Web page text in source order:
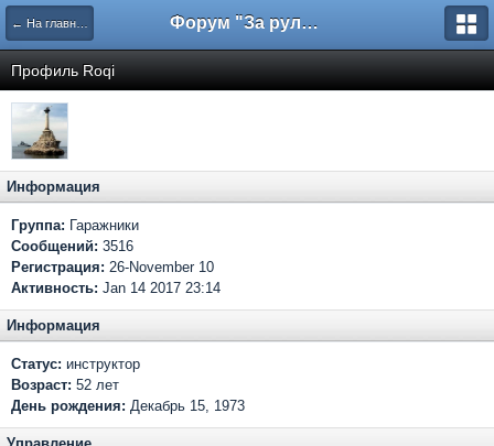
← На главную Форум "За рулем"
Профиль Roqi
Информация
Группа: Гаражники
Сообщений: 3516
Регистрация: 26-November 10
Активность: Jan 14 2017 23:14
Информация
Статус: инструктор
Возраст: 52 лет
День рождения: Декабрь 15, 1973